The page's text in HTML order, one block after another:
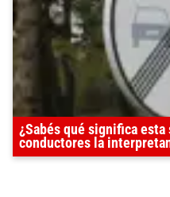
¿Sabés qué significa
conductores la